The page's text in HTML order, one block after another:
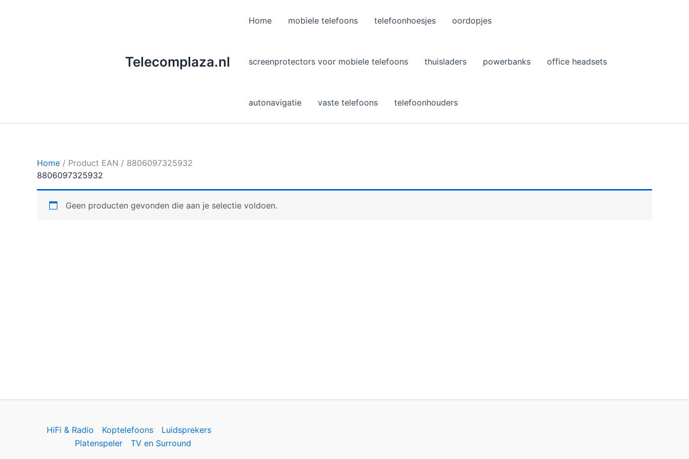
Telecomplaza.nl
Home mobiele telefoons telefoonhoesjes oordopjes
screenprotectors voor mobiele telefoons thuisladers powerbanks office headsets
autonavigatie vaste telefoons telefoonhouders
Home / Product EAN / 8806097325932
8806097325932
Geen producten gevonden die aan je selectie voldoen.
HiFi & Radio Koptelefoons
Luidsprekers
Platenspeler
TV en Surround